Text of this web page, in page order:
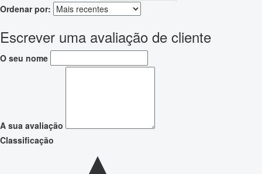
Ordenar por:
Escrever uma avaliação de cliente
O seu nome
A sua avaliação
Classificação